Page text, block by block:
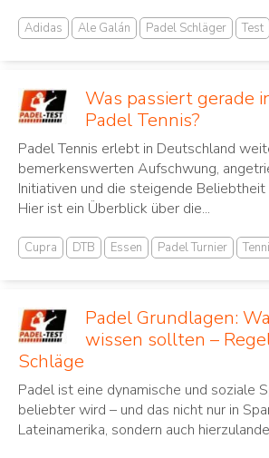
Adidas Ale Galán Padel Schläger Test
Was passiert gerade
Padel Tennis?
Padel Tennis erlebt in Deutschland
bemerkenswerten Aufschwung,
Initiativen und die steigende Beliebtheit
Hier ist ein Überblick über die...
Cupra DTB Essen Padel Turnier
Padel Grundlagen:
wissen sollten –
Schläge
Padel ist eine dynamische und soziale
beliebter wird – und das nicht nur in
Lateinamerika, sondern auch